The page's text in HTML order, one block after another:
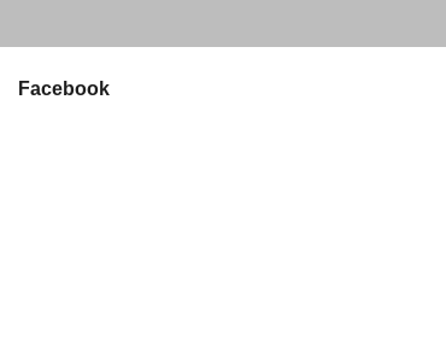
Facebook